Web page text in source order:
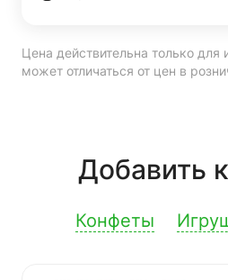
Цена действительна только для
может отличаться от цен в
Добавить
Конфеты